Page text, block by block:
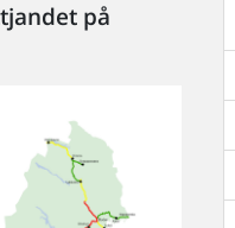
på